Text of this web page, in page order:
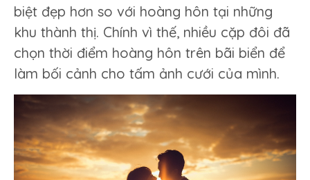
biệt đẹp hơn so với hoàng hôn tại những
khu thành thị. Chính vì thế, nhiều cặp đôi đã
chọn thời điểm hoàng hôn trên bãi biển để
làm bối cảnh cho tấm ảnh cưới của mình.